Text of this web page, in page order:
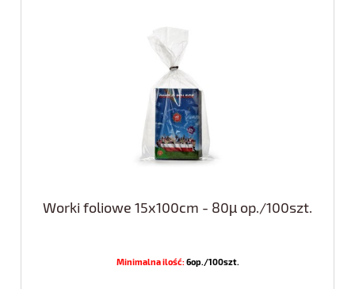
Worki foliowe 15x100cm - 80µ op./100szt.
Minimalna ilość:6op./100szt.